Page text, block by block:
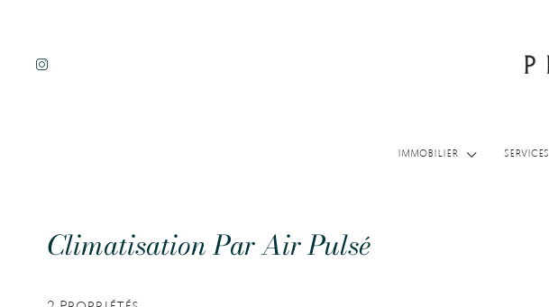
IMMOBILIER SERVICES
Climatisation Par Air Pulsé